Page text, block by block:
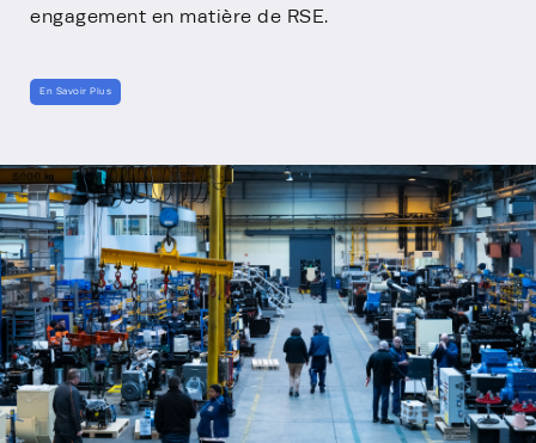
engagement en matière de RSE.
En Savoir Plus